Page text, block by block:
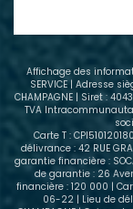
Affichage des
SERVICE | Adresse
CHAMPAGNE | Siret :
TVA
Carte T :
délivrance : 42 RUE
garantie financière :
de garantie : 26
financière : 120 000 |
06-22 | Lieu de